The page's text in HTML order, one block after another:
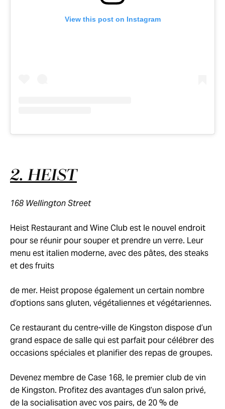
View this post on Instagram
2. HEIST
168 Wellington Street
Heist Restaurant and Wine Club est le nouvel endroit
pour se réunir pour souper et prendre un verre. Leur
menu est italien moderne, avec des pâtes, des steaks
et des fruits
de mer. Heist propose également un certain nombre
d’options sans gluten, végétaliennes et végétariennes.
Ce restaurant du centre-ville de Kingston dispose d’un
grand espace de salle qui est parfait pour célébrer des
occasions spéciales et planifier des repas de groupes.
Devenez membre de Case 168, le premier club de vin
de Kingston. Profitez des avantages d’un salon privé,
de la socialisation avec vos pairs, de 20 % de